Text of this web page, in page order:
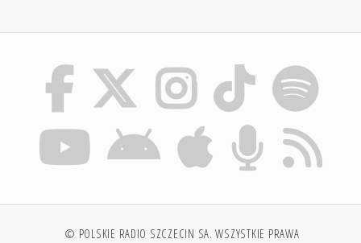
© POLSKIE RADIO SZCZECIN SA. WSZYSTKIE PRAWA